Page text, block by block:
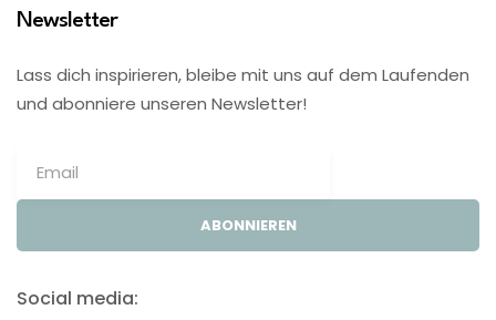
Newsletter
Lass dich inspirieren, bleibe mit uns auf dem Laufenden
und abonniere unseren Newsletter!
ABONNIEREN
Social media: